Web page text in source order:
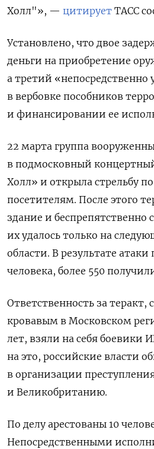
Холл"», — цитирует ТАСС
Установлено, что двое
деньги на приобретение
а третий «непосредственно
в вербовке пособников
и финансировании ее
22 марта группа
в подмосковный
Холл» и открыла стрельбу
посетителям. После этого
здание и беспрепятственно
их удалось только на
области. В результате атаки
человека, более 550
Ответственность за
кровавым в Московском
лет, взяли на себя боевики
на это, российские власти
в организации
и Великобританию.
По делу арестованы 10
Непосредственными